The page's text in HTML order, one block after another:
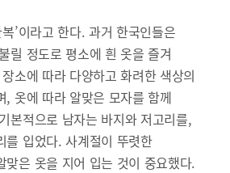
’이라고 한다. 과거 한국인들은
릴 정도로 평소에 흰 옷을 즐겨
소에 따라 다양하고 화려한 색상의
, 옷에 따라 알맞은 모자를 함께
본적으로 남자는 바지와 저고리를,
를 입었다. 사계절이 뚜렷한
맞은 옷을 지어 입는 것이 중요했다.